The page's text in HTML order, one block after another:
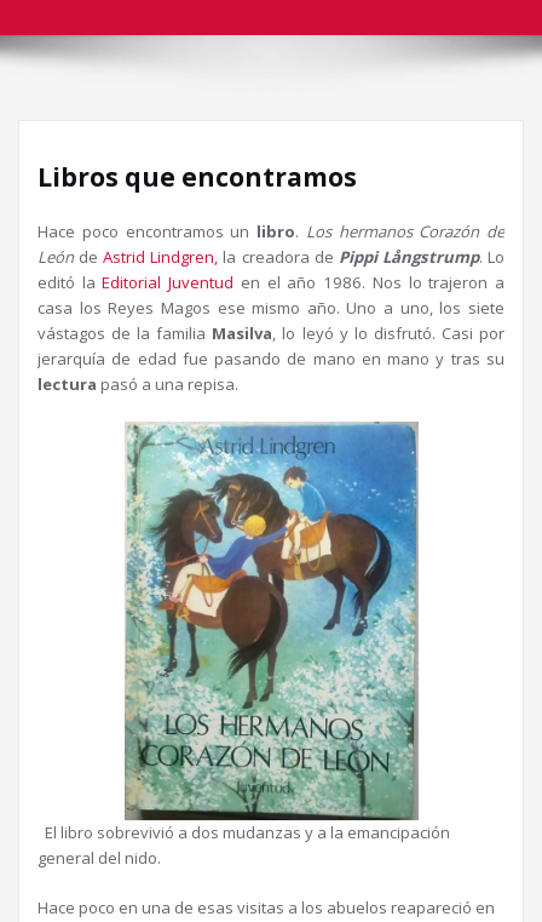
Libros que encontramos
Hace poco encontramos un libro. Los hermanos Corazón de
LeóndeAstrid Lindgren, la creadora de Pippi Långstrump. Lo
editó laEditorial Juventud en el año 1986. Nos lo trajeron a
casa los Reyes Magos ese mismo año. Uno a uno, los siete
vástagos de la familia Masilva, lo leyó y lo disfrutó. Casi por
jerarquía de edad fue pasando de mano en mano y tras su
lectura pasó a una repisa.
El libro sobrevivió a dos mudanzas y a la emancipación
general del nido.
Hace poco en una de esas visitas a los abuelos reapareció en